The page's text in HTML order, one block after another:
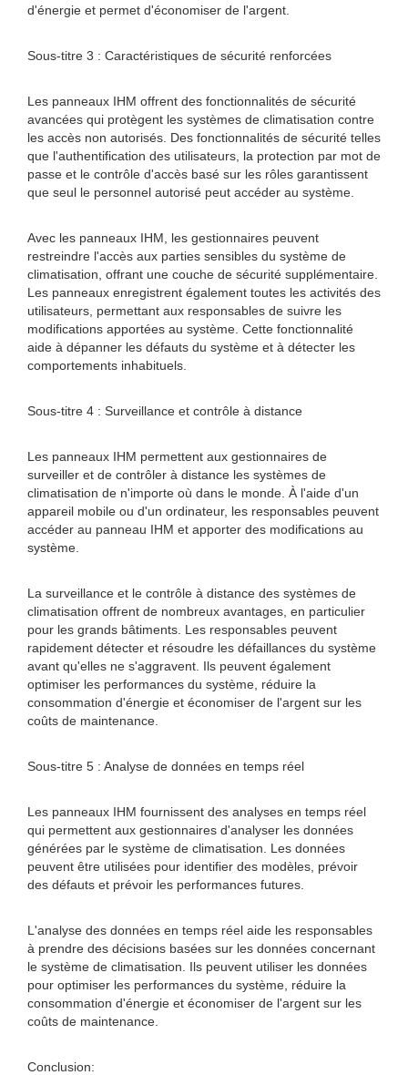
d'énergie et permet d'économiser de l'argent.
Sous-titre 3 : Caractéristiques de sécurité renforcées
Les panneaux IHM offrent des fonctionnalités de sécurité
avancées qui protègent les systèmes de climatisation contre
les accès non autorisés. Des fonctionnalités de sécurité telles
que l'authentification des utilisateurs, la protection par mot de
passe et le contrôle d'accès basé sur les rôles garantissent
que seul le personnel autorisé peut accéder au système.
Avec les panneaux IHM, les gestionnaires peuvent
restreindre l'accès aux parties sensibles du système de
climatisation, offrant une couche de sécurité supplémentaire.
Les panneaux enregistrent également toutes les activités des
utilisateurs, permettant aux responsables de suivre les
modifications apportées au système. Cette fonctionnalité
aide à dépanner les défauts du système et à détecter les
comportements inhabituels.
Sous-titre 4 : Surveillance et contrôle à distance
Les panneaux IHM permettent aux gestionnaires de
surveiller et de contrôler à distance les systèmes de
climatisation de n'importe où dans le monde. À l'aide d'un
appareil mobile ou d'un ordinateur, les responsables peuvent
accéder au panneau IHM et apporter des modifications au
système.
La surveillance et le contrôle à distance des systèmes de
climatisation offrent de nombreux avantages, en particulier
pour les grands bâtiments. Les responsables peuvent
rapidement détecter et résoudre les défaillances du système
avant qu'elles ne s'aggravent. Ils peuvent également
optimiser les performances du système, réduire la
consommation d'énergie et économiser de l'argent sur les
coûts de maintenance.
Sous-titre 5 : Analyse de données en temps réel
Les panneaux IHM fournissent des analyses en temps réel
qui permettent aux gestionnaires d'analyser les données
générées par le système de climatisation. Les données
peuvent être utilisées pour identifier des modèles, prévoir
des défauts et prévoir les performances futures.
L'analyse des données en temps réel aide les responsables
à prendre des décisions basées sur les données concernant
le système de climatisation. Ils peuvent utiliser les données
pour optimiser les performances du système, réduire la
consommation d'énergie et économiser de l'argent sur les
coûts de maintenance.
Conclusion: